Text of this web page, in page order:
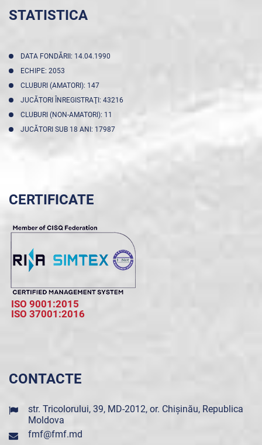
STATISTICA
DATA FONDĂRII: 14.04.1990
ECHIPE: 2053
CLUBURI (AMATORI): 147
JUCĂTORI ÎNREGISTRAŢI: 43216
CLUBURI (NON-AMATORI): 11
JUCĂTORI SUB 18 ANI: 17987
CERTIFICATE
ISO 9001:2015
ISO 37001:2016
CONTACTE
str. Tricolorului, 39, MD-2012, or. Chișinău, Republica
Moldova
fmf@fmf.md